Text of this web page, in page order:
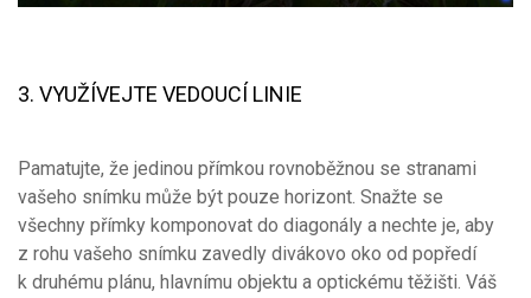
3. VYUŽÍVEJTE VEDOUCÍ LINIE
Pamatujte, že jedinou přímkou rovnoběžnou se stranami
vašeho snímku může být pouze horizont. Snažte se
všechny přímky komponovat do diagonály a nechte je, aby
z rohu vašeho snímku zavedly divákovo oko od popředí
k druhému plánu, hlavnímu objektu a optickému těžišti. Váš